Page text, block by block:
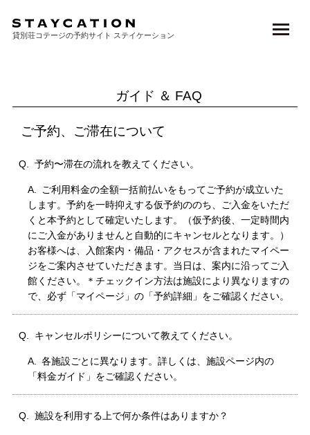
貸別荘コテージの予約サイト ステイケーション
ガイド ＆ FAQ
ご予約、ご滞在について
予約〜滞在の流れを教えてください。
ご利用料金の全額一括前払いをもってご予約が成立いた
します。予約を一時抑えする仮予約ののち、ご入金をいただ
くと本予約として確定いたします。（仮予約後、一定時間内
にご入金がありませんと自動的にキャンセルとなります。）
お客様へは、入館案内・備品・アクセスが含まれたマイペー
ジをご案内させていただきます。当日は、案内に沿ってご入
館ください。＊チェックイン方法は施設により異なりますの
で、必ず「マイページ」の「予約詳細」をご確認ください。
キャンセルポリシーについて教えてください。
各施設ごとに異なります。詳しくは、施設ページ内の
「料金ガイド」をご確認ください。
施設を利用する上で何か条件はありますか？